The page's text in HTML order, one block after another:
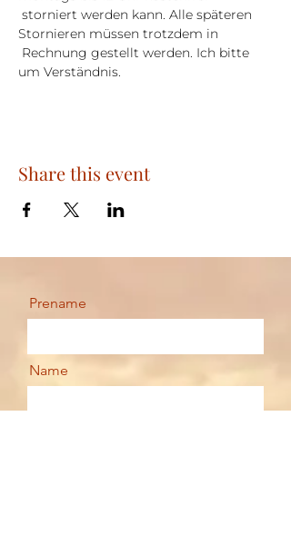
storniert werden kann. Alle späteren
Stornieren müssen trotzdem in
Rechnung gestellt werden. Ich bitte
um Verständnis.
Share this event
Prename
Name